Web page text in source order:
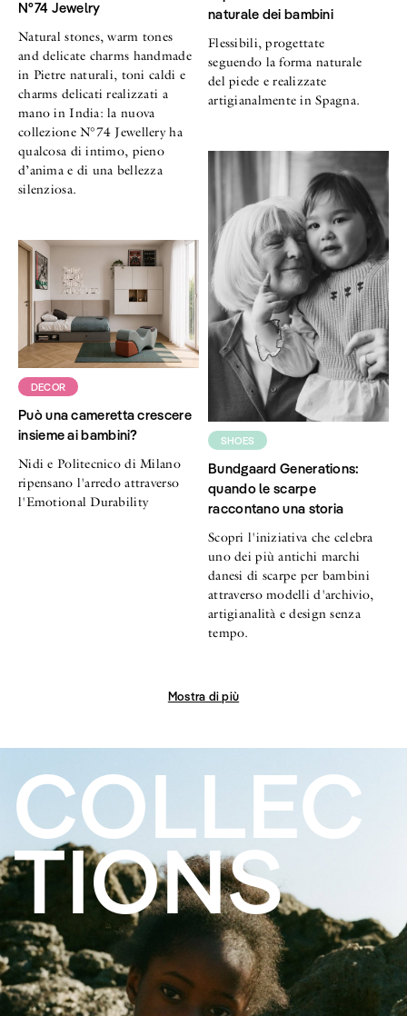
N°74 Jewelry
Natural stones, warm tones
and delicate charms handmade
in Pietre naturali, toni caldi e
charms delicati realizzati a
mano in India: la nuova
collezione N°74 Jewellery ha
qualcosa di intimo, pieno
d’anima e di una bellezza
silenziosa.
naturale dei bambini
Flessibili, progettate
seguendo la forma naturale
del piede e realizzate
artigianalmente in Spagna.
DECOR
Può una cameretta crescere
insieme ai bambini?
Nidi e Politecnico di Milano
ripensano l'arredo attraverso
l'Emotional Durability
SHOES
Bundgaard Generations:
quando le scarpe
raccontano una storia
Scopri l'iniziativa che celebra
uno dei più antichi marchi
danesi di scarpe per bambini
attraverso modelli d'archivio,
artigianalità e design senza
tempo.
Mostra di più
COLLEC
TIONS